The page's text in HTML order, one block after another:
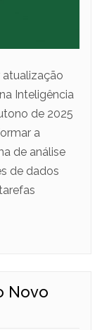
Inteligência
de 2025
a
de análise
de dados
Novo